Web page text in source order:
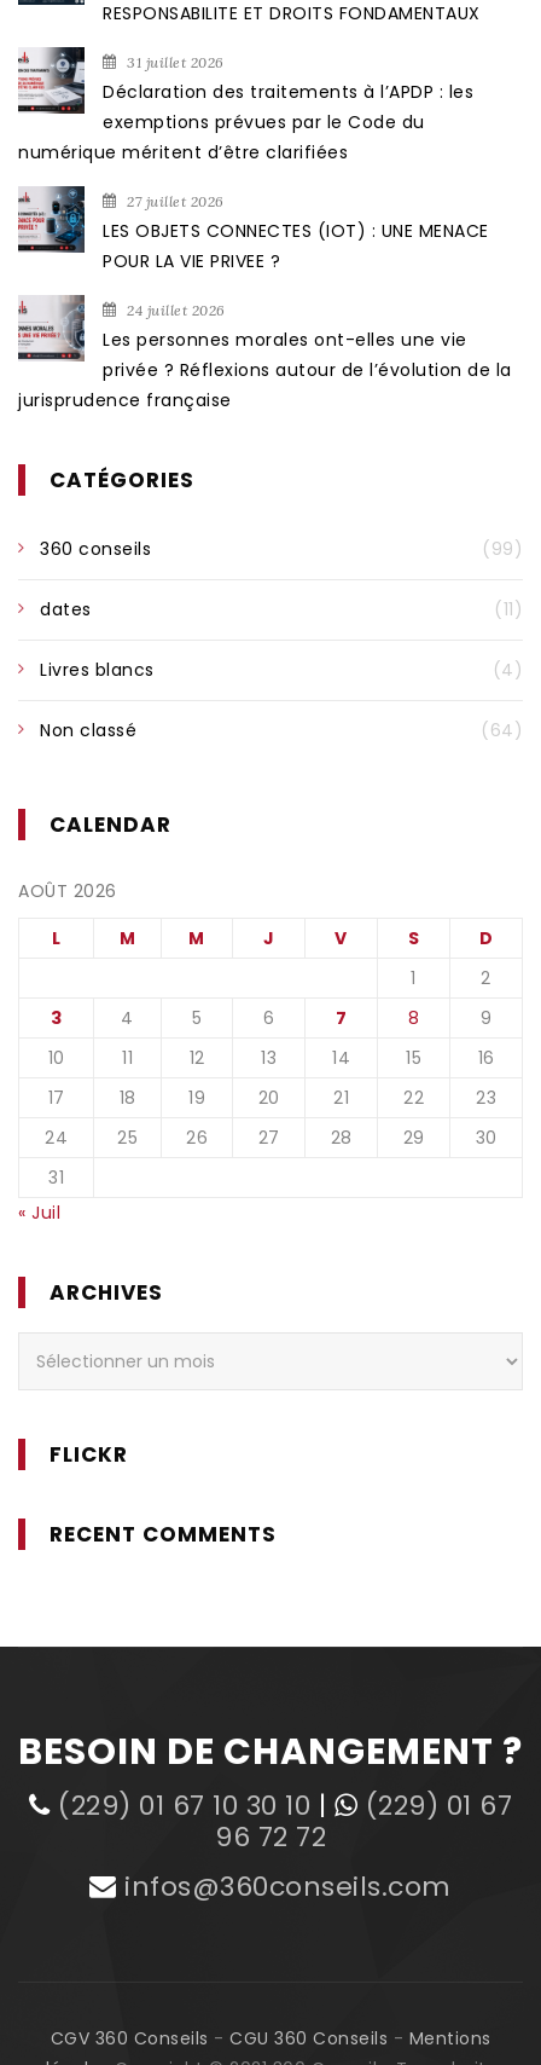
RESPONSABILITE ET DROITS FONDAMENTAUX
31 juillet 2026
Déclaration des traitements à l’APDP : les
exemptions prévues par le Code du
numérique méritent d’être clarifiées
27 juillet 2026
LES OBJETS CONNECTES (IOT) : UNE MENACE
POUR LA VIE PRIVEE ?
24 juillet 2026
Les personnes morales ont-elles une vie
privée ? Réflexions autour de l’évolution de la
jurisprudence française
CATÉGORIES
360 conseils (99)
dates (11)
Livres blancs (4)
Non classé (64)
CALENDAR
AOÛT 2026
L
M M J V S
D
1
2
3
4 5 6 7 8
9
10
11 12 13 14 15
16
17
18 19 20 21 22
23
24
25 26 27 28 29
30
31
« Juil
ARCHIVES
FLICKR
RECENT COMMENTS
BESOIN DE CHANGEMENT ?
(229) 01 67 10 30 10 |
(229) 01 67
96 72 72
infos@360conseils.com
CGV 360 Conseils - CGU 360 Conseils - Mentions